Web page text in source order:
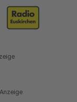
Anzeige